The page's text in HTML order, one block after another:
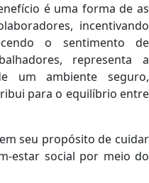
é uma forma de as
incentivando
o sentimento de
representa a
um ambiente seguro,
para o equilíbrio entre
seu propósito de cuidar
estar social por meio do